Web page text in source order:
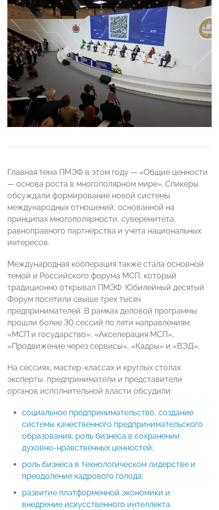
Главная тема ПМЭФ в этом году — «Общие ценности
— основа роста в многополярном мире». Спикеры
обсуждали формирование новой системы
международных отношений, основанной на
принципах многополярности, суверенитета,
равноправного партнерства и учета национальных
интересов.
Международная кооперация также стала основной
темой и Российского форума МСП, который
традиционно открывал ПМЭФ. Юбилейный десятый
Форум посетили свыше трех тысяч
предпринимателей. В рамках деловой программы
прошли более 30 сессий по пяти направлениям
«МСП и государство», «Акселерация МСП»,
«Продвижение через сервисы», «Кадры» и «ВЭД».
На сессиях, мастер-классах и круглых столах
эксперты, предприниматели и представители
органов исполнительной власти обсудили:
социальное предпринимательство, создание
системы качественного предпринимательского
образования, роль бизнеса в сохранении
духовно-нравственных ценностей;
роль бизнеса в технологическом лидерстве и
преодоление кадрового голода;
развитие платформенной экономики и
внедрение искусственного интеллекта.